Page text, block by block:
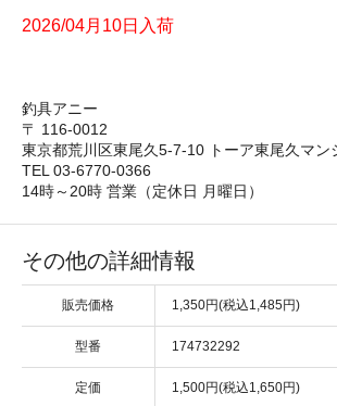
2026/04月10日入荷
釣具アニー
〒 116-0012
東京都荒川区東尾久5-7-10 トーア東尾久マン
TEL 03-6770-0366
14時～20時 営業（定休日 月曜日）
その他の詳細情報
販売価格 1,350円(税込1,485円)
型番 174732292
定価 1,500円(税込1,650円)